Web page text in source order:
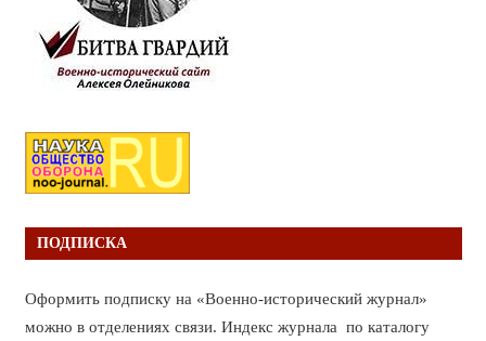
ПОДПИСКА
Оформить подписку на «Военно-исторический журнал»
можно в отделениях связи. Индекс журнала по каталогу